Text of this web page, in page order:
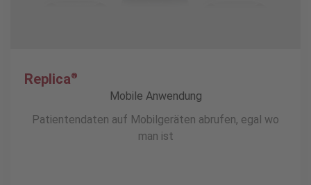
Replica®
Mobile Anwendung
Patientendaten auf Mobilgeräten abrufen, egal wo
man ist